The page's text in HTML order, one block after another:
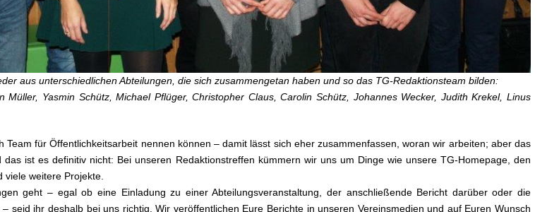
aus unterschiedlichen Abteilungen, die sich zusammengetan haben und so das TG-Redaktionsteam bilden:
Müller, Yasmin Schütz, Michael Pflüger, Christopher Claus, Carolin Schütz, Johannes Wecker, Judith Krekel, Linus
Team für Öffentlichkeitsarbeit nennen können – damit lässt sich eher zusammenfassen, woran wir arbeiten; aber das
das ist es definitiv nicht: Bei unseren Redaktionstreffen kümmern wir uns um Dinge wie unsere TG-Homepage, den
weitere Projekte.
geht – egal ob eine Einladung zu einer Abteilungsveranstaltung, der anschließende Bericht darüber oder die
seid ihr deshalb bei uns richtig. Wir veröffentlichen Eure Berichte in unseren Vereinsmedien und auf Euren Wunsch